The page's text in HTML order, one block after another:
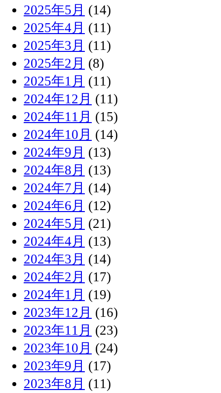
2025年5月 (14)
2025年4月 (11)
2025年3月 (11)
2025年2月 (8)
2025年1月 (11)
2024年12月 (11)
2024年11月 (15)
2024年10月 (14)
2024年9月 (13)
2024年8月 (13)
2024年7月 (14)
2024年6月 (12)
2024年5月 (21)
2024年4月 (13)
2024年3月 (14)
2024年2月 (17)
2024年1月 (19)
2023年12月 (16)
2023年11月 (23)
2023年10月 (24)
2023年9月 (17)
2023年8月 (11)